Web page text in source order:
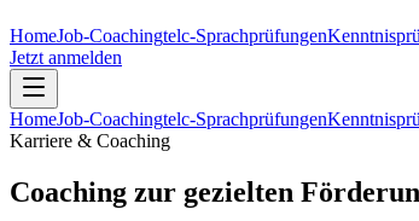
HomeJob-Coachingtelc-Sprachprüfungen
Jetzt anmelden
HomeJob-Coachingtelc-Sprachprüfungen
Karriere & Coaching
Coaching zur gezielten